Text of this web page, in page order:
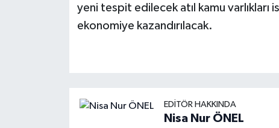
yeni tespit edilecek atıl kamu
ekonomiye kazandırılacak.
EDITÖR HAKKINDA
Nisa Nur ÖNEL